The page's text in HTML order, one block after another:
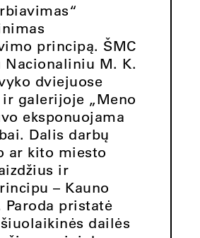
principą. ŠMC
Nacionaliniu M. K.
dviejuose
galerijoje „Meno
eksponuojama
Dalis darbų
ar kito miesto
ir
– Kauno
pristatė
dailės